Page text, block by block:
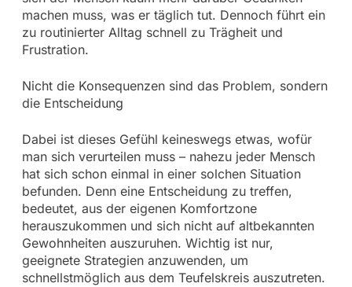
machen muss, was er täglich tut. Dennoch führt ein
zu routinierter Alltag schnell zu Trägheit und
Frustration.
Nicht die Konsequenzen sind das Problem, sondern
die Entscheidung
Dabei ist dieses Gefühl keineswegs etwas, wofür
man sich verurteilen muss – nahezu jeder Mensch
hat sich schon einmal in einer solchen Situation
befunden. Denn eine Entscheidung zu treffen,
bedeutet, aus der eigenen Komfortzone
herauszukommen und sich nicht auf altbekannten
Gewohnheiten auszuruhen. Wichtig ist nur,
geeignete Strategien anzuwenden, um
schnellstmöglich aus dem Teufelskreis auszutreten.